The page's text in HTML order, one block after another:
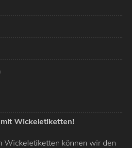
Wickeletiketten!
Wickeletiketten können wir den